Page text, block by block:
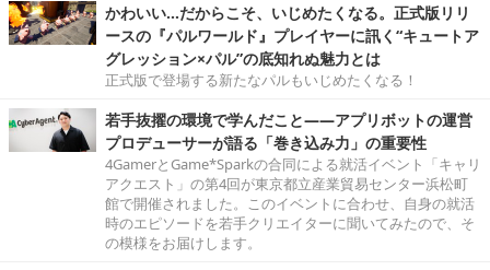
かわいい…だからこそ、いじめたくなる。正式版リリ
ースの『パルワールド』プレイヤーに訊く“キュートア
グレッション×パル”の底知れぬ魅力とは
正式版で登場する新たなパルもいじめたくなる！
若手抜擢の環境で学んだこと――アプリボットの運営
プロデューサーが語る「巻き込み力」の重要性
4GamerとGame*Sparkの合同による就活イベント「キャリ
アクエスト」の第4回が東京都立産業貿易センター浜松町
館で開催されました。このイベントに合わせ、自身の就活
時のエピソードを若手クリエイターに聞いてみたので、そ
の模様をお届けします。